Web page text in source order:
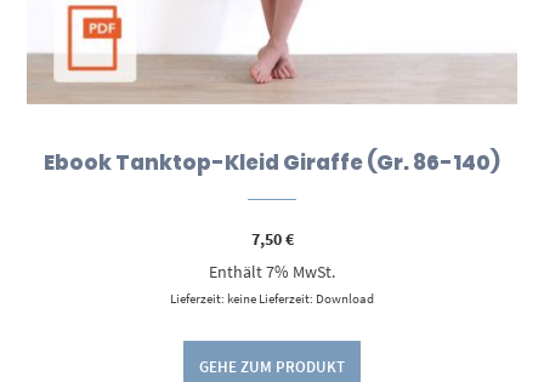
Ebook Tanktop-Kleid Giraffe (Gr. 86-140)
7,50€
Enthält 7% MwSt.
Lieferzeit: keine Lieferzeit: Download
GEHE ZUM PRODUKT